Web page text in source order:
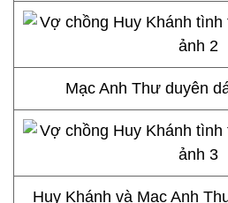
Mạc Anh Thư duyên
Huy Khánh và Mạc Anh